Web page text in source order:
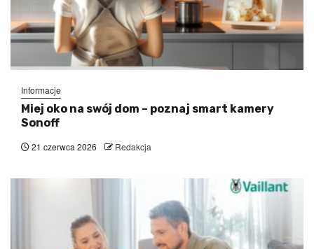
Informacje
Miej oko na swój dom – poznaj smart kamery
Sonoff
21 czerwca 2026 Redakcja